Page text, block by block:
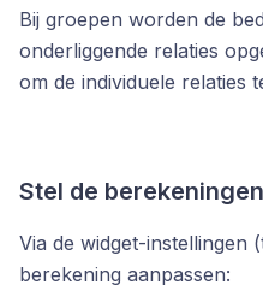
Bij groepen worden de
onderliggende relaties
om de individuele relaties
Stel de
Via de widget-instellingen
berekening aanpassen: